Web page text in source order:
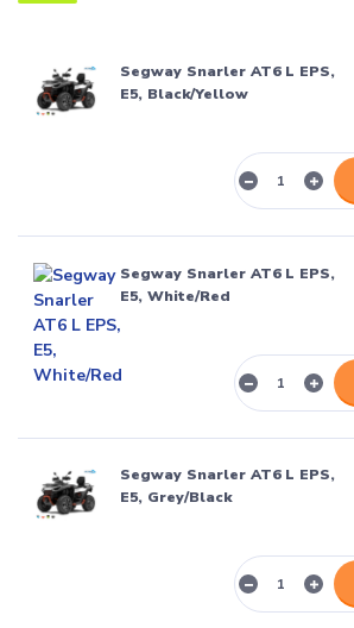
Segway Snarler AT6 L EPS,
E5, Black/Yellow
Segway Snarler AT6 L EPS,
E5, White/Red
Segway Snarler AT6 L EPS,
E5, Grey/Black